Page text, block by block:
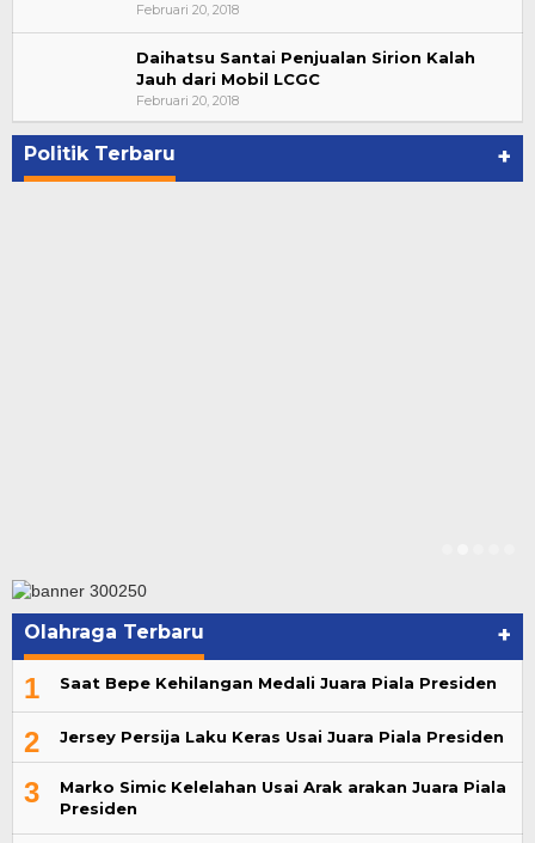
Februari 20, 2018
Daihatsu Santai Penjualan Sirion Kalah
Jauh dari Mobil LCGC
Februari 20, 2018
Politik Terbaru +
Bupati Ahmad Hijazi, Hadiri Paripurna Hasil
Penetapan Paslon Bupati dan Wabup Te…
Di NASIONAL, POLITIK, REJANG LEBONG
Olahraga Terbaru +
1 Saat Bepe Kehilangan Medali Juara Piala Presiden
2 Jersey Persija Laku Keras Usai Juara Piala Presiden
3
Marko Simic Kelelahan Usai Arak arakan Juara Piala
Presiden